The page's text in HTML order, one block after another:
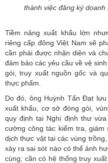
thành việc đăng ký doanh
Tiềm năng xuất khẩu lớn
riêng cấp đông Việt Nam sẽ
cần phải được nhận diện và
đảm bảo các yêu cầu về vệ
gói, truy xuất nguồn gốc và
thực phẩm.
Do đó, ông Huỳnh Tấn Đạt
xuất khẩu, cơ sở đóng gói,
quy định tại Nghị định thư
cường công tác kiểm tra,
dịch thực vật tại các vùng
xảy ra sai sót nào có thể ảnh
cùng; cần có hệ thống truy